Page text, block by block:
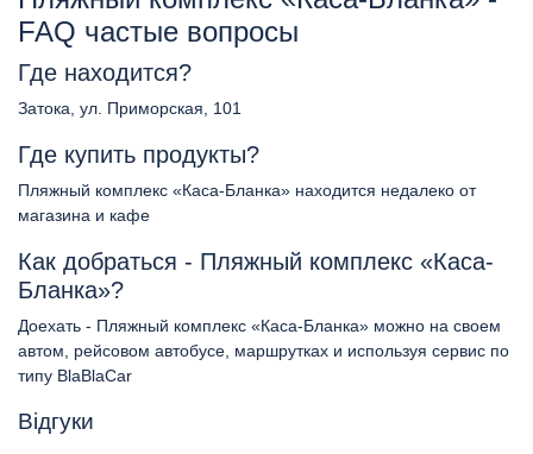
FAQ частые вопросы
Где находится?
Затока, ул. Приморская, 101
Где купить продукты?
Пляжный комплекс «Каса-Бланка» находится недалеко от
магазина и кафе
Как добраться - Пляжный комплекс «Каса-
Бланка»?
Доехать - Пляжный комплекс «Каса-Бланка» можно на своем
автом, рейсовом автобусе, маршрутках и используя сервис по
типу BlaBlaCar
Відгуки